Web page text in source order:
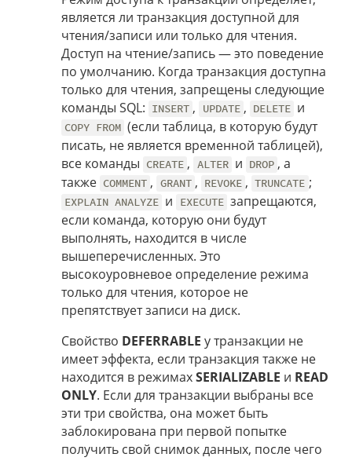
является ли транзакция доступной для
чтения/записи или только для чтения.
Доступ на чтение/запись — это поведение
по умолчанию. Когда транзакция доступна
только для чтения, запрещены следующие
команды SQL: INSERT , UPDATE , DELETE и
COPY FROM (если таблица, в которую будут
писать, не является временной таблицей),
все команды CREATE , ALTER и DROP , а
также COMMENT , GRANT , REVOKE , TRUNCATE ;
EXPLAIN ANALYZE и EXECUTE запрещаются,
если команда, которую они будут
выполнять, находится в числе
вышеперечисленных. Это
высокоуровневое определение режима
только для чтения, которое не
препятствует записи на диск.
Свойство DEFERRABLE у транзакции не
имеет эффекта, если транзакция также не
находится в режимахSERIALIZABLE и READ
ONLY. Если для транзакции выбраны все
эти три свойства, она может быть
заблокирована при первой попытке
получить свой снимок данных, после чего